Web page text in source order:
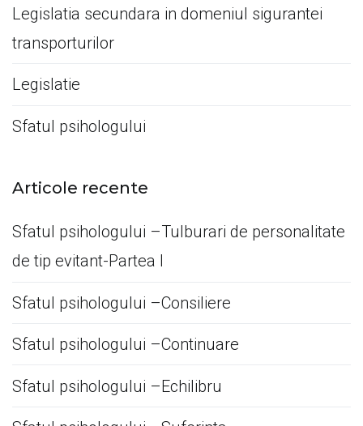
Legislatia secundara in domeniul sigurantei
transporturilor
Legislatie
Sfatul psihologului
Articole recente
Sfatul psihologului –Tulburari de personalitate
de tip evitant-Partea I
Sfatul psihologului –Consiliere
Sfatul psihologului –Continuare
Sfatul psihologului –Echilibru